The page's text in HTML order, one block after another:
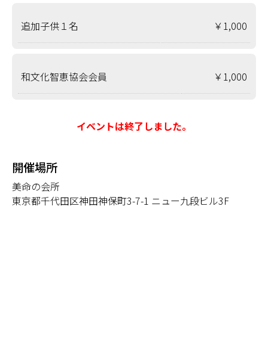
追加子供１名 ￥1,000
和文化智恵協会会員 ￥1,000
イベントは終了しました。
開催場所
美命の会所
東京都千代田区神田神保町3-7-1 ニュー九段ビル3F